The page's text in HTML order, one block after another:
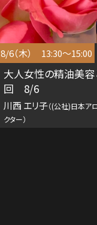
8/6（木） 13:30～15:00
大人女性の精油美
回 8/6
川西 エリ子（(公社)日本ア
クター）